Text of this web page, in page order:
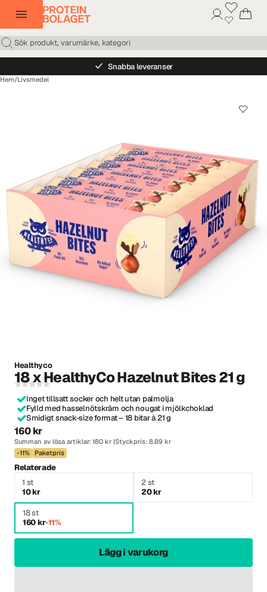
Snabba leveranser
Hem/Livsmedel
Healthyco
18 x HealthyCo Hazelnut Bites 21 g
Inget tillsatt socker och helt utan palmolja
Fylld med hasselnötskräm och nougat i mjölkchoklad
Smidigt snack-size format – 18 bitar à 21 g
160 kr
Summan av lösa artiklar: 180 kr Styckpris: 8.89 kr
-11%
Paketpris
Relaterade
1 st
10 kr
2 st
20 kr
18 st
160 kr-11%
Lägg i varukorg